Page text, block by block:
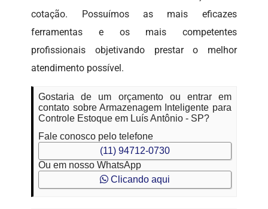
cotação. Possuímos as mais eficazes
ferramentas e os mais competentes
profissionais objetivando prestar o melhor
atendimento possível.
Gostaria de um orçamento ou entrar em
contato sobre Armazenagem Inteligente para
Controle Estoque em Luís Antônio - SP?
Fale conosco pelo telefone
(11) 94712-0730
Ou em nosso WhatsApp
Clicando aqui